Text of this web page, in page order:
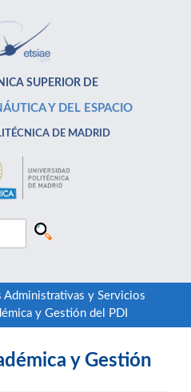
SUPERIOR DE
Y DEL ESPACIO
DE MADRID
Administrativas y Servicios
y Gestión del PDI
y Gestión